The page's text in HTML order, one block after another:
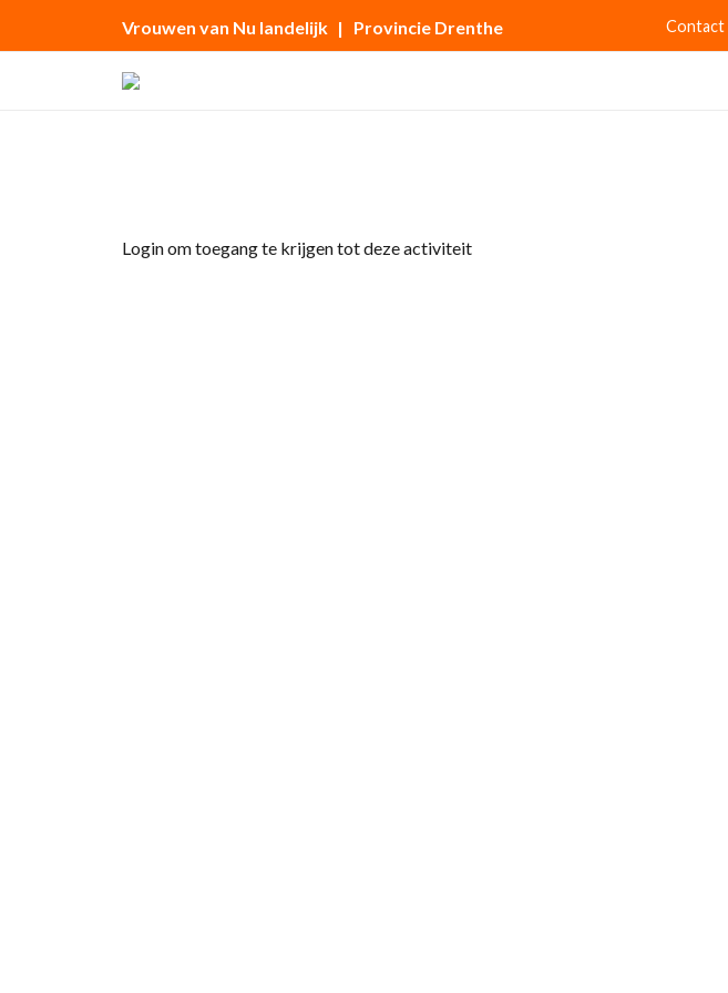
Vrouwen van Nu landelijk | Provincie Drenthe Contact
Login om toegang te krijgen tot deze activiteit